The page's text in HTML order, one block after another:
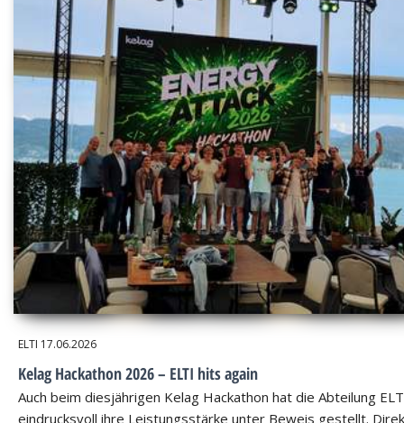
ELTI 17.06.2026
Kelag Hackathon 2026 – ELTI hits again
Auch beim diesjährigen Kelag Hackathon hat die Abteilung
eindrucksvoll ihre Leistungsstärke unter Beweis gestellt.